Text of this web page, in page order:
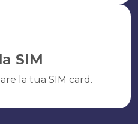
SIM
la tua SIM card.